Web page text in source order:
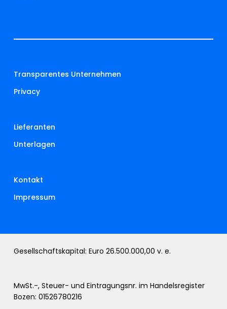
Transparentes Unternehmen
Privacy
Lieferanten
Unterlagen
Kontakt
Impressum
Gesellschaftskapital: Euro 26.500.000,00 v. e.
MwSt.-, Steuer- und Eintragungsnr. im Handelsregister
Bozen: 01526780216